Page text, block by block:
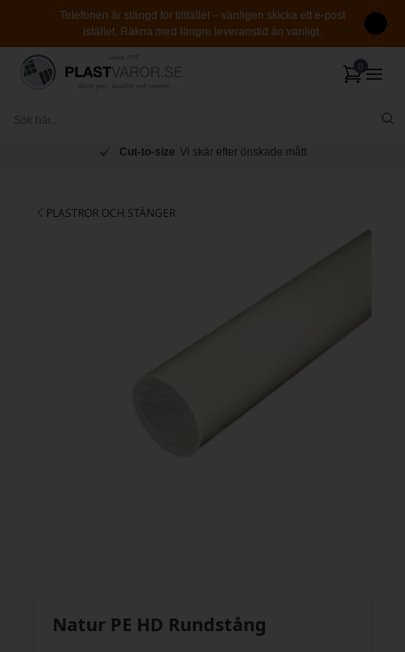
Telefonen är stängd för tillfället – vänligen skicka ett e-post
istället. Räkna med längre leveranstid än vanligt.
Cut-to-size Vi skär efter önskade mått
PLASTRÖR OCH STÄNGER
Natur PE HD Rundstång